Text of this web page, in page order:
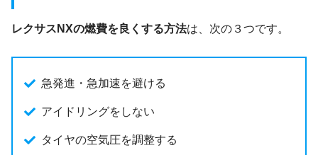
レクサスNXの燃費を良くする方法は、次の３つです。
急発進・急加速を避ける
アイドリングをしない
タイヤの空気圧を調整する